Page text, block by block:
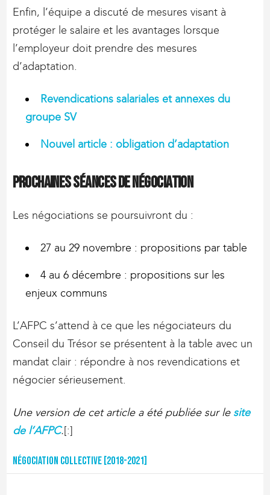
Enfin, l’équipe a discuté de mesures visant à
protéger le salaire et les avantages lorsque
l’employeur doit prendre des mesures
d’adaptation.
Revendications salariales et annexes du
groupe SV
Nouvel article : obligation d’adaptation
Prochaines séances de négociation
Les négociations se poursuivront du :
27 au 29 novembre : propositions par table
4 au 6 décembre : propositions sur les
enjeux communs
L’AFPC s’attend à ce que les négociateurs du
Conseil du Trésor se présentent à la table avec un
mandat clair : répondre à nos revendications et
négocier sérieusement.
Une version de cet article a été publiée sur le site
de l’AFPC.[:]
Négociation collective [2018-2021]